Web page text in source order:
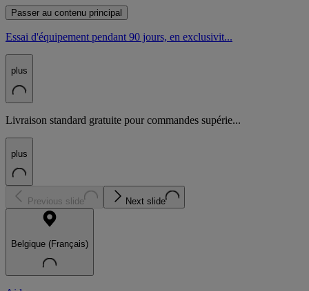
Passer au contenu principal
Essai d'équipement pendant 90 jours, en exclusivit...
plus
Livraison standard gratuite pour commandes supérie...
plus
Previous slide Next slide
Belgique (Français)